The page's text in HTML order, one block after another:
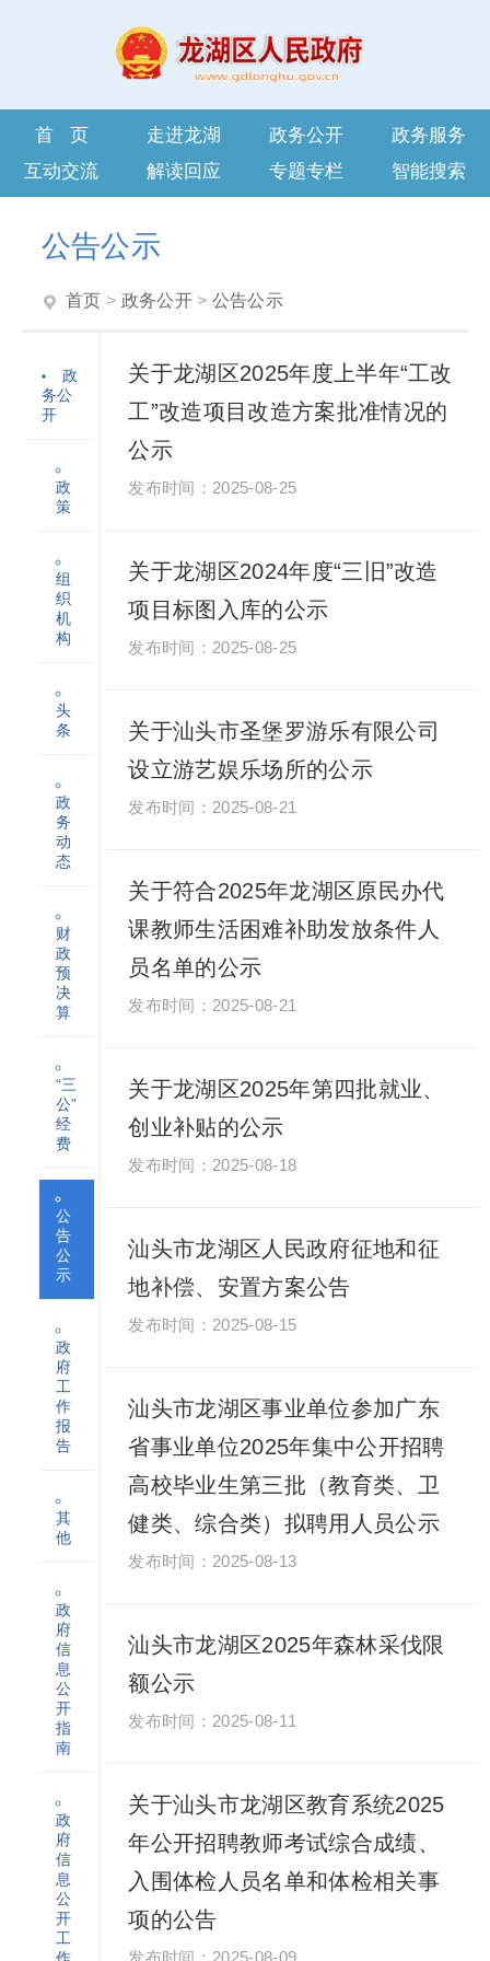
首页 走进龙湖 政务公开
政务服务
互动交流
解读回应 专题专栏 智能搜索
公告公示
首页 > 政务公开> 公告公示
政
务公
开
政
策
组
织
机
构
头
条
政
务
动
态
财
政
预
决
算
“三
公”
经
费
公
告
公
示
政
府
工
作
报
告
其
他
政
府
信
息
公
开
指
南
政
府
信
息
公
开
工
作
关于龙湖区2025年度上半年“工改
工”改造项目改造方案批准情况的
公示
2025-08-25
关于龙湖区2024年度“三旧”改造
项目标图入库的公示
2025-08-25
关于汕头市圣堡罗游乐有限公司
设立游艺娱乐场所的公示
2025-08-21
关于符合2025年龙湖区原民办代
课教师生活困难补助发放条件人
员名单的公示
2025-08-21
关于龙湖区2025年第四批就业、
创业补贴的公示
2025-08-18
汕头市龙湖区人民政府征地和征
地补偿、安置方案公告
2025-08-15
汕头市龙湖区事业单位参加广东
省事业单位2025年集中公开招聘
高校毕业生第三批（教育类、卫
健类、综合类）拟聘用人员公示
2025-08-13
汕头市龙湖区2025年森林采伐限
额公示
2025-08-11
关于汕头市龙湖区教育系统2025
年公开招聘教师考试综合成绩、
入围体检人员名单和体检相关事
项的公告
2025-08-09